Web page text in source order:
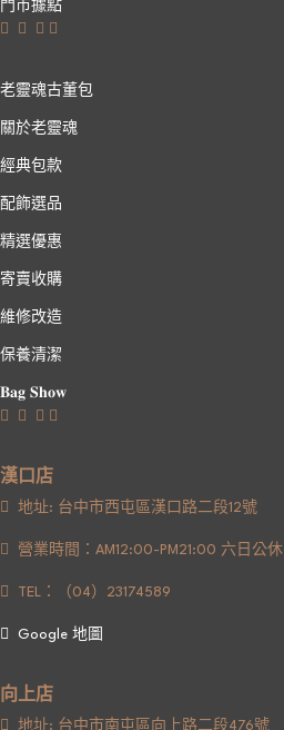
門市據點
老靈魂古董包
關於老靈魂
經典包款
配飾選品
精選優惠
寄賣收購
維修改造
保養清潔
𝐁𝐚𝐠 𝐒𝐡𝐨𝐰
漢口店
地址: 台中市西屯區漢口路二段12號
營業時間：AM12:00-PM21:00 六日公休
TEL：（04）23174589
Google 地圖
向上店
地址: 台中市南屯區向上路二段476號